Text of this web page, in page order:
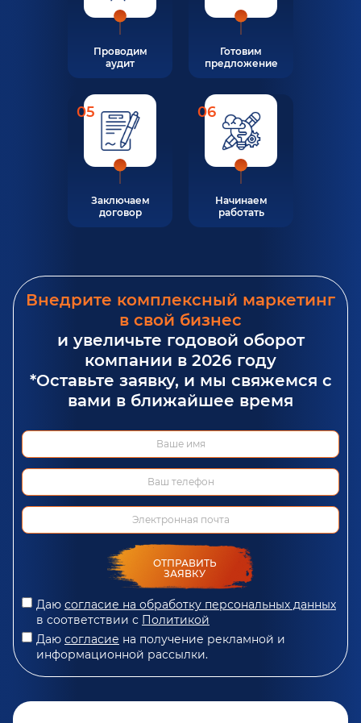
Проводим
аудит
Готовим
предложение
05
Заключаем
договор
06
Начинаем
работать
Внедрите комплексный маркетинг
в свой бизнес
и увеличьте годовой оборот
компании в 2026 году
*Оставьте заявку, и мы свяжемся с
вами в ближайшее время
ОТПРАВИТЬ
ЗАЯВКУ
Даю согласие на обработку персональных данных
в соответствии с Политикой
Даю согласие на получение рекламной и
информационной рассылки.